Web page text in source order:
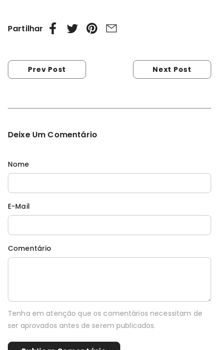
Partilhar
Prev Post Next Post
Deixe Um Comentário
Nome
E-Mail
Comentário
Tenha em atenção que os comentários necessitam de
ser aprovados antes de serem publicados.